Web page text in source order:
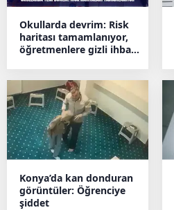
Okullarda devrim: Risk
haritası tamamlanıyor,
öğretmenlere gizli ihbar
Konya’da kan donduran
görüntüler: Öğrenciye
şiddet